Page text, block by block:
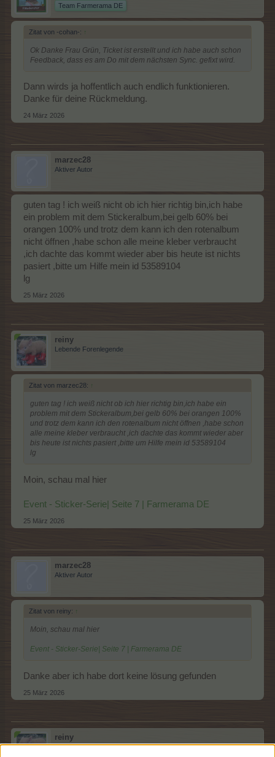
Team Farmerama DE
Zitat von -cohan-: ↑
Ok Danke Frau Grün, Ticket ist erstellt und ich habe auch schon
Feedback, dass es am Do mit dem nächsten Sync. gefixt wird.
Dann wirds ja hoffentlich auch endlich funktionieren.
Danke für deine Rückmeldung.
24 März 2026
marzec28
Aktiver Autor
guten tag ! ich weiß nicht ob ich hier richtig bin,ich habe
ein problem mit dem Stickeralbum,bei gelb 60% bei
orangen 100% und trotz dem kann ich den rotenalbum
nicht öffnen ,habe schon alle meine kleber verbraucht
,ich dachte das kommt wieder aber bis heute ist nichts
pasiert ,bitte um Hilfe mein id 53589104
lg
25 März 2026
reiny
Lebende Forenlegende
Zitat von marzec28: ↑
guten tag ! ich weiß nicht ob ich hier richtig bin,ich habe ein
problem mit dem Stickeralbum,bei gelb 60% bei orangen 100%
und trotz dem kann ich den rotenalbum nicht öffnen ,habe schon
alle meine kleber verbraucht ,ich dachte das kommt wieder aber
bis heute ist nichts pasiert ,bitte um Hilfe mein id 53589104
lg
Moin, schau mal hier
Event - Sticker-Serie| Seite 7 | Farmerama DE
25 März 2026
marzec28
Aktiver Autor
Zitat von reiny: ↑
Moin, schau mal hier
Event - Sticker-Serie| Seite 7 | Farmerama DE
Danke aber ich habe dort keine lösung gefunden
25 März 2026
reiny
Lebende Forenlegende